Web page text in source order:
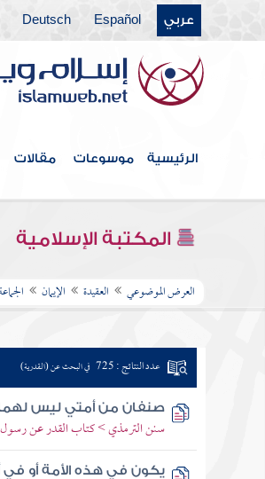
عربي Español
Deutsch
الرئيسية موسوعات مقالات
المكتبة الإسلامية
العرض الموضوعي العقيدة الإيمان
عدد النتائج : 725 في البحث عن (القدرية)
صنفان من أمتي ليس لهما
سنن الترمذي > كتاب القدر عن رسول
يكون في هذه الأمة أو